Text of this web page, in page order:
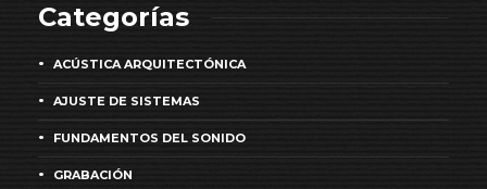
Categorías
ACÚSTICA ARQUITECTÓNICA
AJUSTE DE SISTEMAS
FUNDAMENTOS DEL SONIDO
GRABACIÓN